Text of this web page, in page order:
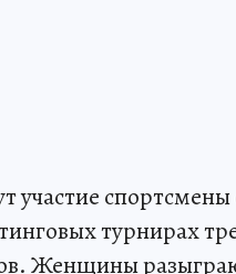
участие
турнирах
Женщины